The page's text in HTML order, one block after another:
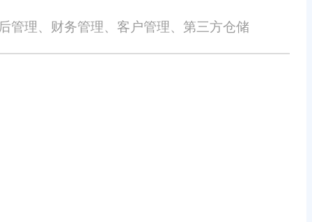
管理、财务管理、客户管理、第三方仓储